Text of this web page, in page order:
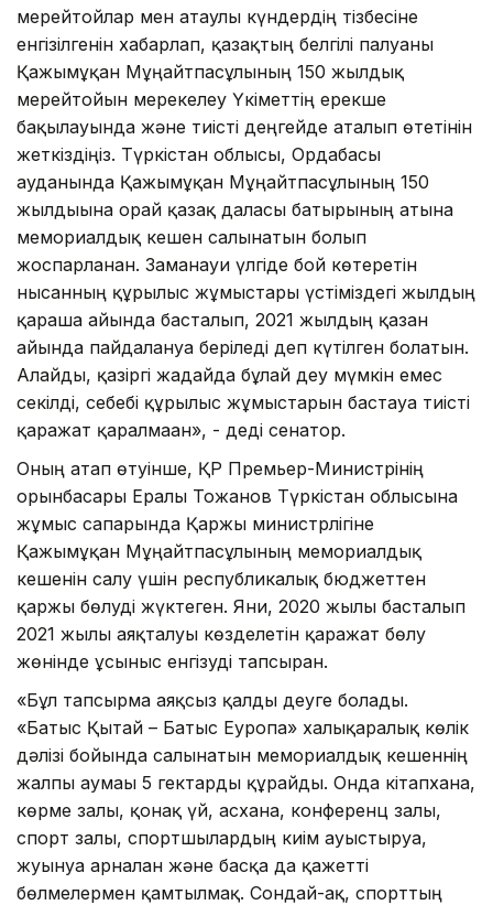
мерейтойлар мен атаулы күндердің тiзбесiне
енгізілгенін хабарлап, қазақтың белгілі палуаны
Қажымұқан Мұңайтпасұлының 150 жылдық
мерейтойын мерекелеу Үкіметтің ерекше
бақылауында және тиісті деңгейде аталып өтетінін
жеткіздіңіз. Түркістан облысы, Ордабасы
ауданында Қажымұқан Мұңайтпасұлының 150
жылдығына орай қазақ даласы батырының атына
мемориалдық кешен салынатын болып
жоспарланған. Заманауи үлгіде бой көтеретін
нысанның құрылыс жұмыстары үстіміздегі жылдың
қараша айында басталып, 2021 жылдың қазан
айында пайдалануға беріледі деп күтілген болатын.
Алайды, қазіргі жағдайда бұлай деу мүмкін емес
секілді, себебі құрылыс жұмыстарын бастауға тиісті
қаражат қаралмаған», - деді сенатор.
Оның атап өтуінше, ҚР Премьер-Министрінің
орынбасары Ералы Тоғжанов Түркістан облысына
жұмыс сапарында Қаржы министрлігіне
Қажымұқан Мұңайтпасұлының мемориалдық
кешенін салу үшін республикалық бюджеттен
қаржы бөлуді жүктеген. Яғни, 2020 жылы басталып
2021 жылы аяқталуы көзделетін қаражат бөлу
жөнінде ұсыныс енгізуді тапсырған.
«Бұл тапсырма аяқсыз қалды деуге болады.
«Батыс Қытай – Батыс Еуропа» халықаралық көлік
дәлізі бойында салынатын мемориалдық кешеннің
жалпы аумағы 5 гектарды құрайды. Онда кітапхана,
көрме залы, қонақ үй, асхана, конференц залы,
спорт залы, спортшылардың киім ауыстыруға,
жуынуға арналған және басқа да қажетті
бөлмелермен қамтылмақ. Сондай-ақ, спорттың